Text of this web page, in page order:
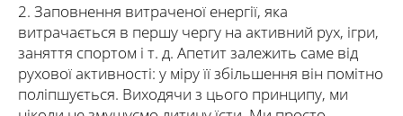
2.​ Заповнення витраченої енергії, яка
витрачається в першу чергу на активний рух, ігри,
заняття спортом і т. д. Апетит залежить саме від
рухової активності: у міру її збільшення він помітно
поліпшується. Виходячи з цього принципу, ми